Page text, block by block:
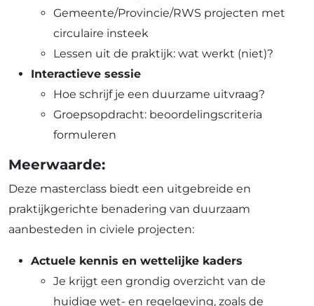
Gemeente/Provincie/RWS projecten met
circulaire insteek
Lessen uit de praktijk: wat werkt (niet)?
Interactieve sessie
Hoe schrijf je een duurzame uitvraag?
Groepsopdracht: beoordelingscriteria
formuleren
Meerwaarde:
Deze masterclass biedt een uitgebreide en
praktijkgerichte benadering van duurzaam
aanbesteden in civiele projecten:
Actuele kennis en wettelijke kaders
Je krijgt een grondig overzicht van de
huidige wet- en regelgeving, zoals de